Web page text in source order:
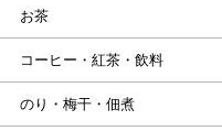
お茶
コーヒー・紅茶・飲料
のり・梅干・佃煮